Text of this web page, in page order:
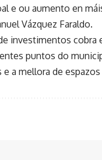
e ou aumento en
Vázquez Faraldo.
investimentos cobra
puntos do
a mellora de espazos